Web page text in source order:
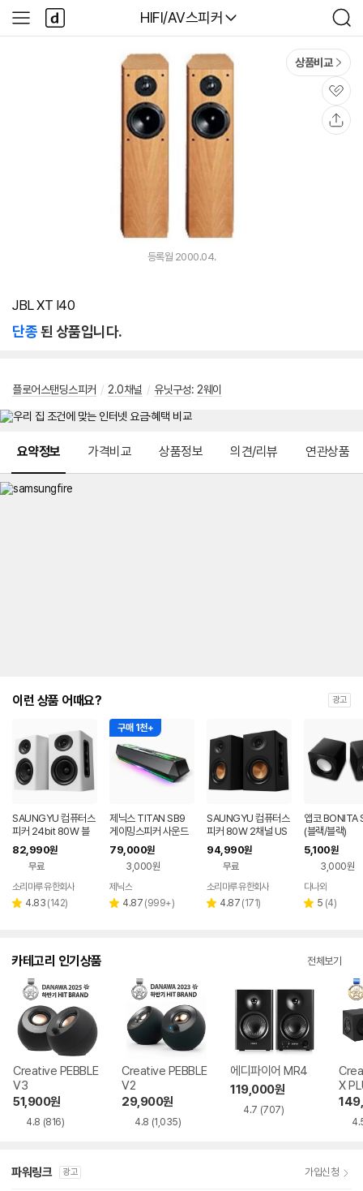
다나와
HIFI/AV스피커
검
색
사
이
다
나
와
상품비교
관
심
등록월 2000.04.
JBL XT I40
단종된 상품입니다.
플로어스탠딩스피커 / 2.0채널 / 유닛구성: 2웨이
요약정보 가격비교 상품정보 의견/리뷰 연관상품
이런 상품 어때요? 광고
SAUNGYU 컴퓨터스
피커 24bit 80W 블
루투스 USB DAC AU
X 옵티컬 연결
82,990원
무료
소리마루 유한회사
별 4.83 리
(142)
구매 1천+
제닉스 TITAN SB9
게이밍스피커 사운드
바 컴퓨터스피커
79,000원
3,000원
페이
제닉스
별 4.87 리
(999+)
SAUNGYU 컴퓨터스
피커 80W 2채널 US
B DAC 옵티컬 유선 연
결 블루투스 스피커
94,990원
무료
소리마루 유한회사
별 4.87 리
(171)
앱코 BONITA
(블랙/블랙)
5,100원
3,000원
페이
다나와
별 5 리
(4)
카테고리 인기상품 전체보기
Creative PEBBLE
V3
51,900원
4.8 (816)
Creative PEBBLE
V2
29,900원
4.8 (1,035)
에디파이어 MR4
119,000원
4.7 (707)
X
파워링크 광고 가입신청